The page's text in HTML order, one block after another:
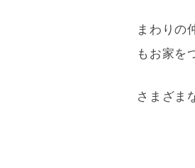
まわりの
もお家を
さまざま